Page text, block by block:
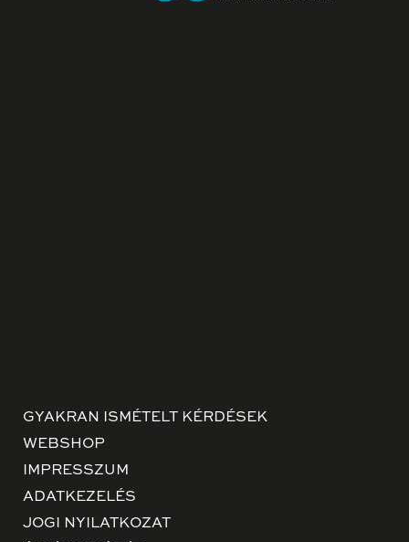
GYAKRAN ISMÉTELT KÉRDÉSEK
WEBSHOP
IMPRESSZUM
ADATKEZELÉS
JOGI NYILATKOZAT